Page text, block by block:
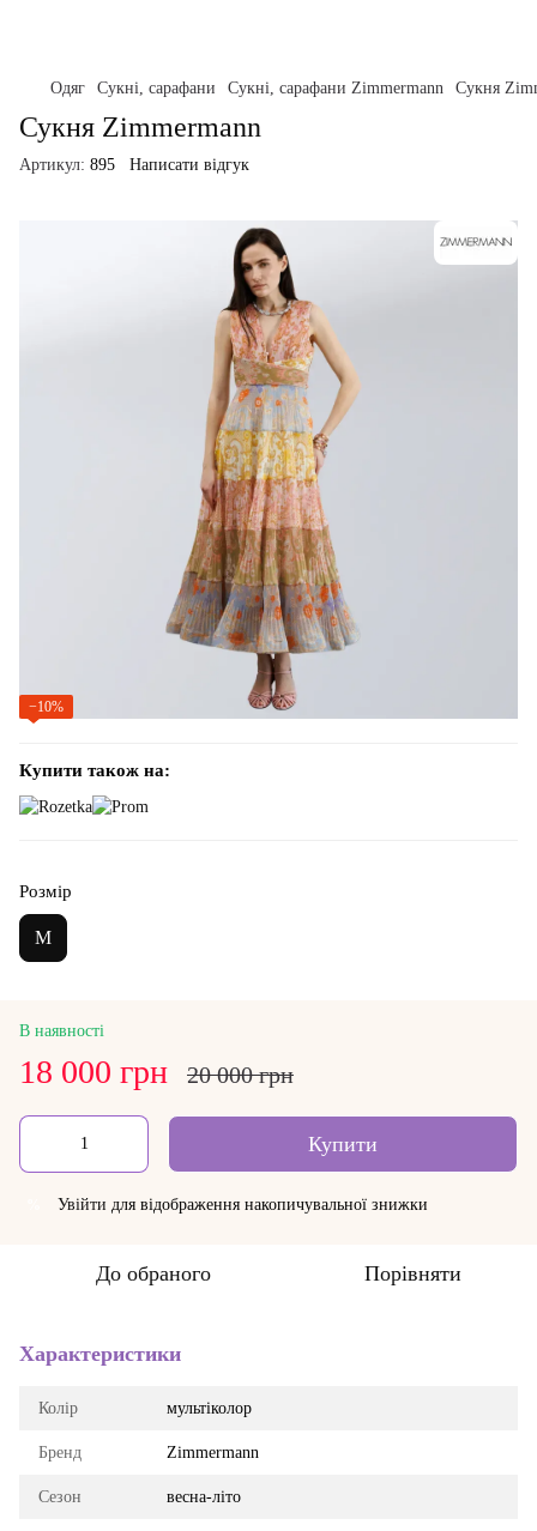
Одяг Сукні, сарафани Сукні, сарафани Zimmermann Сукня
Сукня Zimmermann
Артикул: 895 Написати відгук
−10%
Купити також на:
Розмір
M
В наявності
18 000 грн 20 000 грн
Купити
Увійти для відображення накопичувальної знижки
До обраного Порівняти
Характеристики
Колір мультіколор
Бренд Zimmermann
Сезон весна-літо